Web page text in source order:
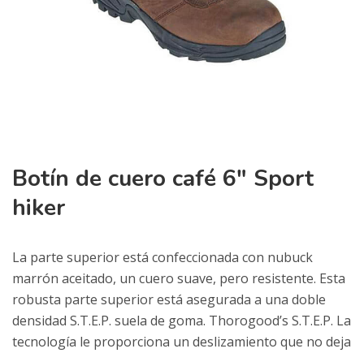
Botín de cuero café 6″ Sport
hiker
La parte superior está confeccionada con nubuck
marrón aceitado, un cuero suave, pero resistente. Esta
robusta parte superior está asegurada a una doble
densidad S.T.E.P. suela de goma. Thorogood’s S.T.E.P. La
tecnología le proporciona un deslizamiento que no deja